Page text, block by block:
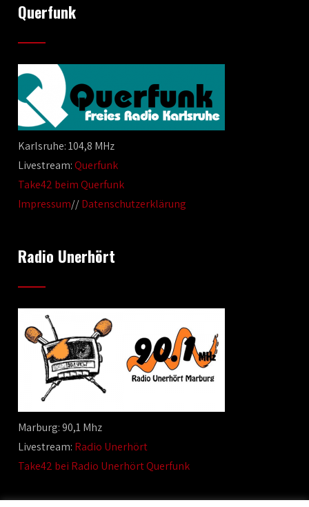
Querfunk
Karlsruhe: 104,8 MHz
Livestream:Querfunk
Take42 beim Querfunk
Impressum//Datenschutzerklärung
Radio Unerhört
Marburg: 90,1 Mhz
Livestream: Radio Unerhört
Take42 bei Radio Unerhört Querfunk